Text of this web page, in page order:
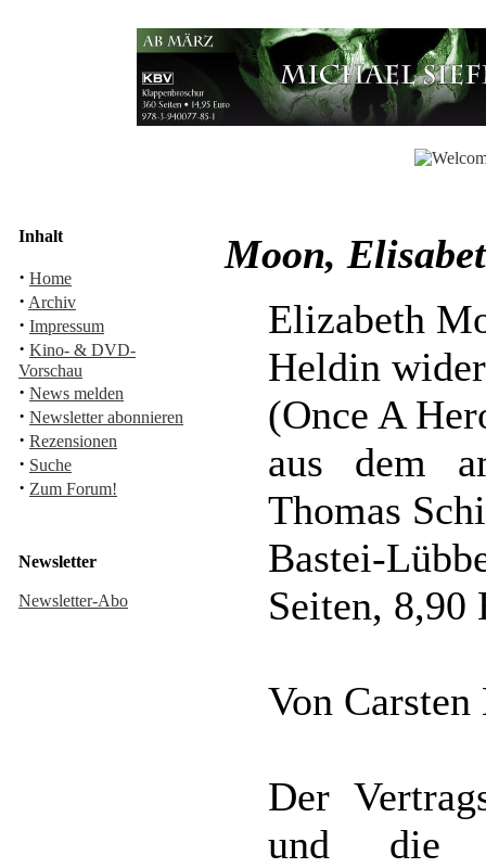
Inhalt
· Home
· Archiv
· Impressum
· Kino- & DVD-
Vorschau
· News melden
· Newsletter abonnieren
· Rezensionen
· Suche
· Zum Forum!
Newsletter
Newsletter-Abo
Moon,
Elizabeth
Heldin
(Once A
aus dem
Thomas
Bastei-
Seiten, 8,90
Von
Der
und die